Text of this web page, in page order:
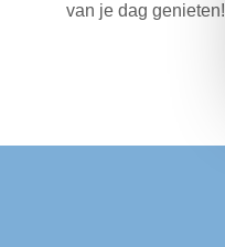
van je dag genieten!